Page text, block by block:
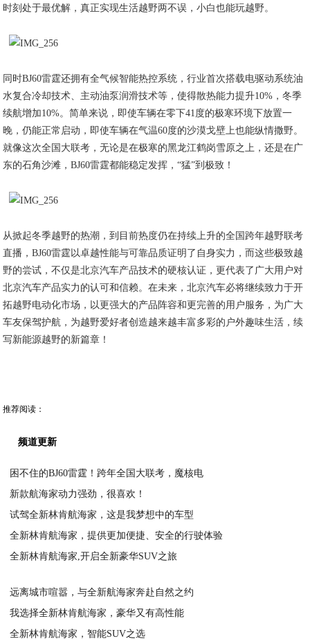
时刻处于最优解，真正实现生活越野两不误，小白也能玩越野。
同时BJ60雷霆还拥有全气候智能热控系统，行业首次搭载电驱动系统油
水复合冷却技术、主动油泵润滑技术等，使得散热能力提升10%，冬季
续航增加10%。简单来说，即使车辆在零下41度的极寒环境下放置一
晚，仍能正常启动，即使车辆在气温60度的沙漠戈壁上也能纵情撒野。
就像这次全国大联考，无论是在极寒的黑龙江鹤岗雪原之上，还是在广
东的石角沙滩，BJ60雷霆都能稳定发挥，“猛”到极致！
从掀起冬季越野的热潮，到目前热度仍在持续上升的全国跨年越野联考
直播，BJ60雷霆以卓越性能与可靠品质证明了自身实力，而这些极致越
野的尝试，不仅是北京汽车产品技术的硬核认证，更代表了广大用户对
北京汽车产品实力的认可和信赖。在未来，北京汽车必将继续致力于开
拓越野电动化市场，以更强大的产品阵容和更完善的用户服务，为广大
车友保驾护航，为越野爱好者创造越来越丰富多彩的户外趣味生活，续
写新能源越野的新篇章！
推荐阅读：
频道更新
困不住的BJ60雷霆！跨年全国大联考，魔核电
新款航海家动力强劲，很喜欢！
试驾全新林肯航海家，这是我梦想中的车型
全新林肯航海家，提供更加便捷、安全的行驶体验
全新林肯航海家,开启全新豪华SUV之旅
远离城市喧嚣，与全新航海家奔赴自然之约
我选择全新林肯航海家，豪华又有高性能
全新林肯航海家，智能SUV之选